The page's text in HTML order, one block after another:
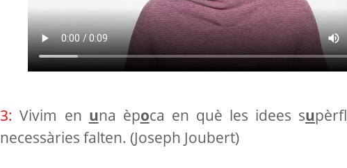
3: Vivim en una època en què les idees supèrfl
necessàries falten. (Joseph Joubert)